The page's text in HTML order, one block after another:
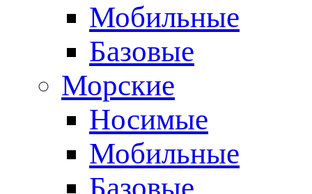
Мобильные
Базовые
Морские
Носимые
Мобильные
Базовые